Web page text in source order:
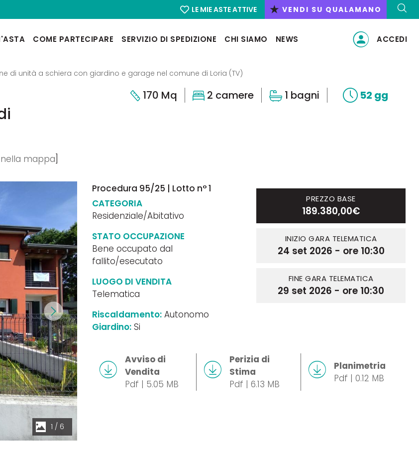
LE MIE ASTE ATTIVE ★ VENDI SU QUALAMANO
COME PARTECIPARE SERVIZIO DI SPEDIZIONE CHI SIAMO NEWS ACCEDI
di unità a schiera con giardino e garage nel comune di Loria (TV)
170 Mq 2 camere 1 bagni 52 gg
nella mappa
1 / 6
Procedura 95/25 | Lotto n° 1
CATEGORIA
Residenziale/Abitativo
STATO OCCUPAZIONE
Bene occupato dal
fallito/esecutato
LUOGO DI VENDITA
Telematica
Riscaldamento: Autonomo
Giardino: Si
PREZZO BASE
189.380,00€
INIZIO GARA TELEMATICA
24 set 2026 - ore 10:30
FINE GARA TELEMATICA
29 set 2026 - ore 10:30
Avviso di
Vendita
Pdf | 5.05 MB
Perizia di
Stima
Pdf | 6.13 MB
Planimetria
Pdf | 0.12 MB